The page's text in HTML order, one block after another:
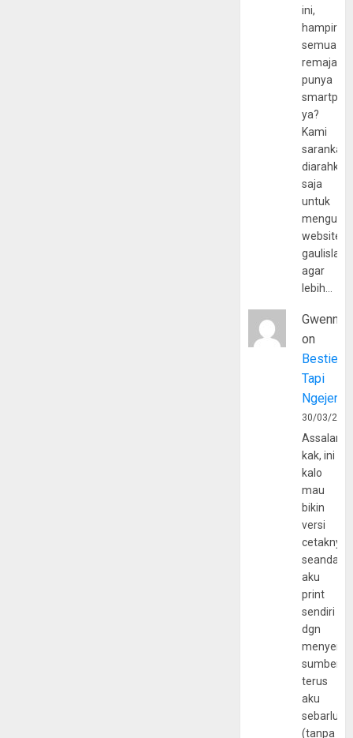
ini,
hampir
semua
remaja
punya
ya?
Kami
sarankan,
diarahkan
saja
untuk
website
agar
lebih…
Gwenny
on
Bestie
Tapi
30/03/
kak, ini
kalo
mau
bikin
versi
cetaknya
aku
print
sendiri
dgn
sumber
terus
aku
(tanpa